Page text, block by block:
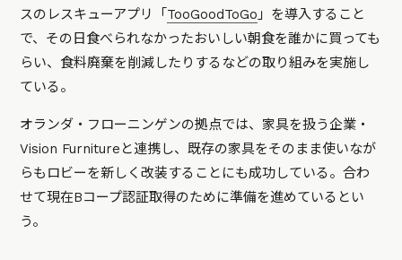
スのレスキューアプリ「 TooGoodToGo 」を導入すること
で、その日食べられなかったおいしい朝食を誰かに買っても
らい、食料廃棄を削減したりするなどの取り組みを実施し
ている。
オランダ・フローニンゲンの拠点では、家具を扱う企業・
Vision Furnitureと連携し、既存の家具をそのまま使いなが
らもロビーを新しく改装することにも成功している。合わ
せて現在Bコープ認証取得のために準備を進めているとい
う。